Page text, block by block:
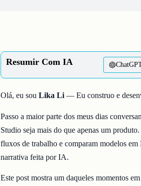
Resumir Com IA
Olá, eu souLika Li— Eu construo e
Passo a maior parte dos meus dias
Studio seja mais do que apenas um
fluxos de trabalho e comparam modelos em
narrativa feita por IA.
Este post mostra um daqueles momentos